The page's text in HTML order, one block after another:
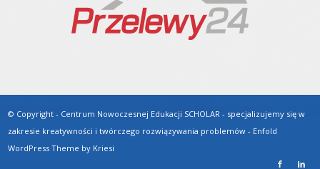
© Copyright - Centrum Nowoczesnej Edukacji SCHOLAR - specjalizujemy się w
zakresie kreatywności i twórczego rozwiązywania problemów - Enfold
WordPress Theme by Kriesi